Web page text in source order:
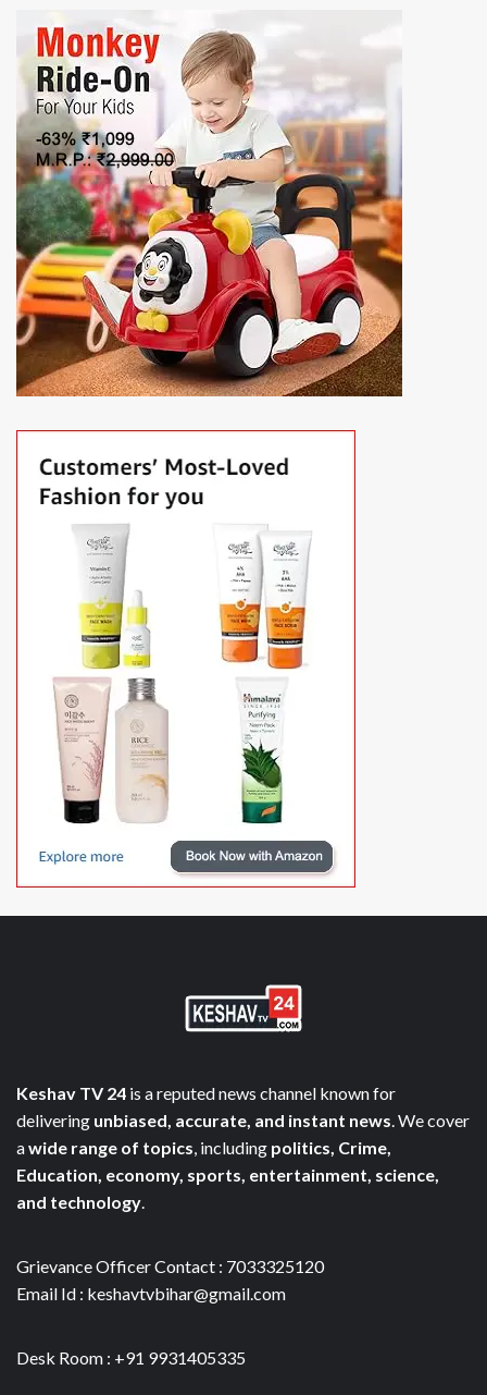
Keshav TV 24 is a reputed news channel known for
delivering unbiased, accurate, and instant news . We cover
awide range of topics , including politics, Crime,
Education, economy, sports, entertainment, science,
and technology
Grievance Officer Contact : 7033325120
Email Id : keshavtvbihar@gmail.com
Desk Room : +91 9931405335